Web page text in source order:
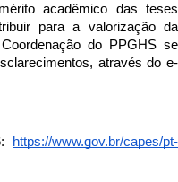
acadêmico das teses
para a valorização da
do PPGHS se
através do e-
https://www.gov.br/capes/pt-